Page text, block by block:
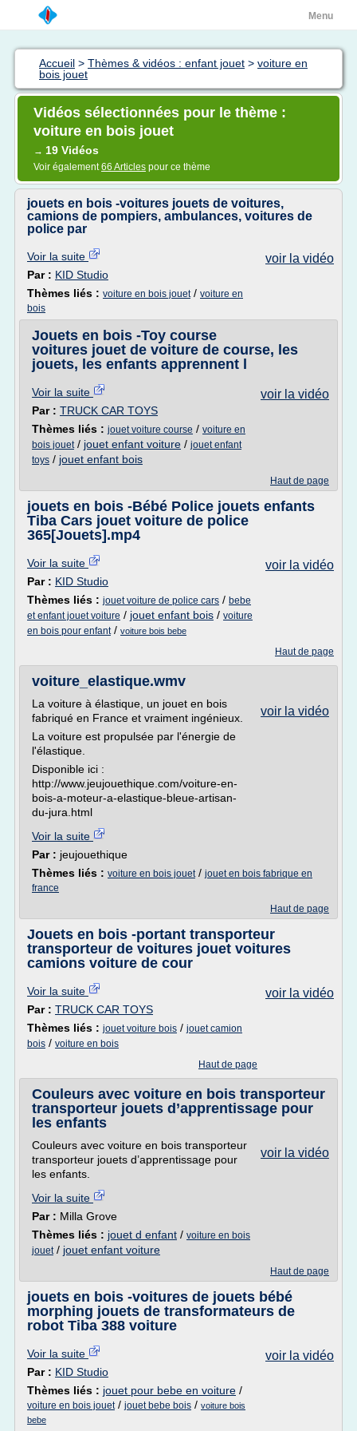
Menu
Accueil > Thèmes & vidéos : enfant jouet > voiture en
bois jouet
Vidéos sélectionnées pour le thème :
voiture en bois jouet
→ 19 Vidéos
Voir également66 Articles pour ce thème
jouets en bois -voitures jouets de voitures,
camions de pompiers, ambulances, voitures de
police par
voir la vidéo
Voir la suite
Par : KID Studio
Thèmes liés : voiture en bois jouet/ voiture en
bois
Jouets en bois -Toy course
voitures jouet de voiture de course, les
jouets, les enfants apprennent l
voir la vidéo
Voir la suite
Par : TRUCK CAR TOYS
Thèmes liés : jouet voiture course / voiture en
bois jouet/ jouet enfant voiture / jouet enfant
toys / jouet enfant bois
Haut de page
jouets en bois -Bébé Police jouets enfants
Tiba Cars jouet voiture de police
365[Jouets].mp4
voir la vidéo
Voir la suite
Par : KID Studio
Thèmes liés : jouet voiture de police cars / bebe
et enfant jouet voiture / jouet enfant bois / voiture
en bois pour enfant/ voiture bois bebe
Haut de page
voiture_elastique.wmv
voir la vidéo
La voiture à élastique, un jouet en bois
fabriqué en France et vraiment ingénieux.
La voiture est propulsée par l'énergie de
l'élastique.
Disponible ici :
http://www.jeujouethique.com/voiture-en-
bois-a-moteur-a-elastique-bleue-artisan-
du-jura.html
Voir la suite
Par : jeujouethique
Thèmes liés : voiture en bois jouet/ jouet en bois fabrique en
france
Haut de page
Jouets en bois -portant transporteur
transporteur de voitures jouet voitures
camions voiture de cour
voir la vidéo
Voir la suite
Par : TRUCK CAR TOYS
Thèmes liés : jouet voiture bois / jouet camion
bois / voiture en bois
Haut de page
Couleurs avec voiture en bois transporteur
transporteur jouets d’apprentissage pour
les enfants
voir la vidéo
Couleurs avec voiture en bois transporteur
transporteur jouets d’apprentissage pour
les enfants.
Voir la suite
Par : Milla Grove
Thèmes liés : jouet d enfant / voiture en bois
jouet/ jouet enfant voiture
Haut de page
jouets en bois -voitures de jouets bébé
morphing jouets de transformateurs de
robot Tiba 388 voiture
voir la vidéo
Voir la suite
Par : KID Studio
Thèmes liés : jouet pour bebe en voiture /
voiture en bois jouet/ jouet bebe bois / voiture bois
bebe